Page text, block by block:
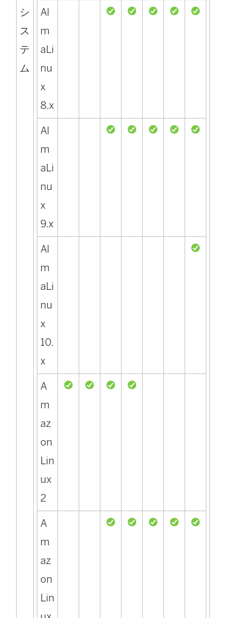
シ
ス
テ
ム
Al
m
aLi
nu
x
8.x
Al
m
aLi
nu
x
9.x
Al
m
aLi
nu
x
10.
x
A
m
az
on
Lin
ux
2
A
m
az
on
Lin